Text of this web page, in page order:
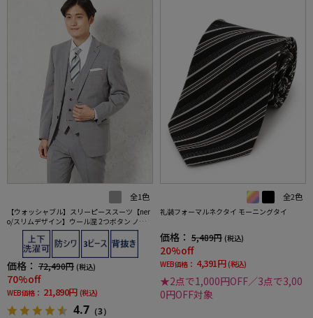
全1色
【ウォッシャブル】スリーピーススーツ【ner
o/スリムデザイン】ウール混 2つボタン ノータ
ック ストライプ
価格： 72,490円 (税込)
70%off
WEB価格： 21,890円 (税込)
4.7 （3）
全2色
礼装フォーマルネクタイ モーニングタイ
価格： 5,489円 (税込)
20%off
WEB価格： 4,391円 (税込)
★2点で1,000円OFF／3点で3,00
0円OFF対象